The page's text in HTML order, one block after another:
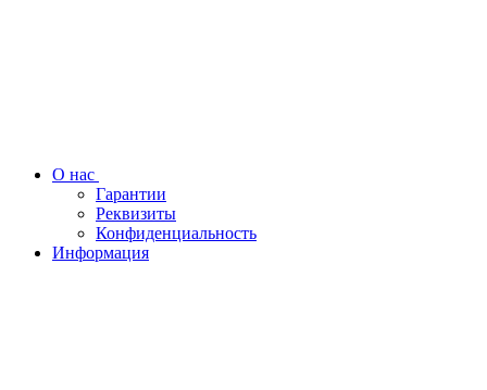
О нас
Гарантии
Реквизиты
Конфиденциальность
Информация